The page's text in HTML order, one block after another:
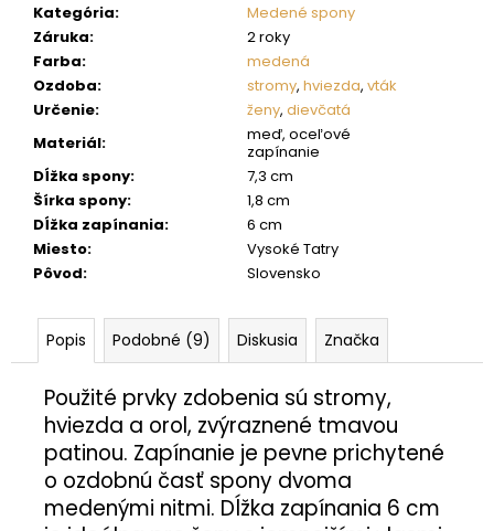
Kategória:
Medené spony
Záruka:
2 roky
Farba:
medená
Ozdoba: stromy, hviezda, vták
Určenie: ženy, dievčatá
Materiál:
meď, oceľové
zapínanie
Dĺžka spony:
7,3 cm
Šírka spony:
1,8 cm
Dĺžka zapínania:
6 cm
Miesto:
Vysoké Tatry
Pôvod: Slovensko
Popis Podobné (9) Diskusia Značka
Použité prvky zdobenia sú stromy,
hviezda a orol, zvýraznené tmavou
patinou. Zapínanie je pevne prichytené
o ozdobnú časť spony dvoma
medenými nitmi. Dĺžka zapínania 6 cm